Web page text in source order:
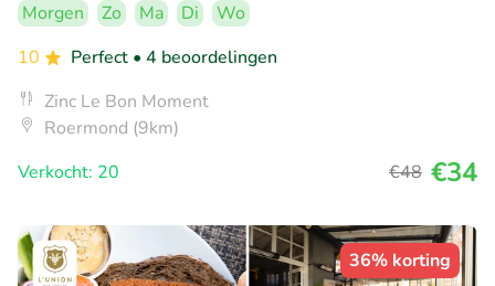
Morgen Zo Ma Di
Wo
10
Perfect • 4 beoordelingen
Zinc Le Bon Moment
Roermond (9km)
Verkocht: 20
€48 €34
36% korting